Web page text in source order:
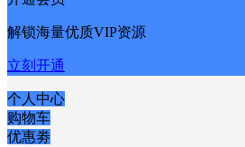
解锁海量优质VIP资源
立刻开通
个人中心
购物车
优惠劵